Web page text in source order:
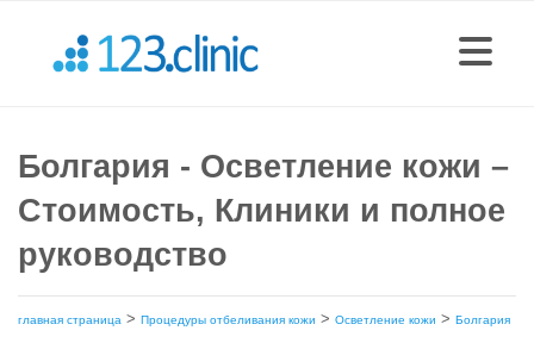
Болгария - Осветление кожи –
Стоимость, Клиники и полное
руководство
главная страница > Процедуры отбеливания кожи > Осветление кожи > Болгария